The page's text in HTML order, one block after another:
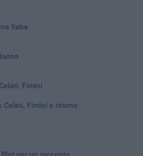
fiaba
Fimini
Celati, Fimini e ritorno
per un racconto